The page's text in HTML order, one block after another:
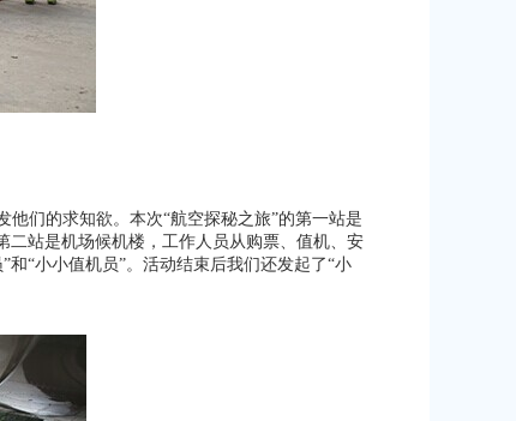
们的求知欲。本次“航空探秘之旅”的第一站是
二站是机场候机楼，工作人员从购票、值机、安
“小小值机员”。活动结束后我们还发起了“小